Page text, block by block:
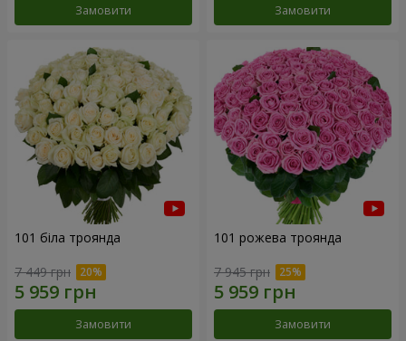
Замовити Замовити
101 біла троянда
7 449 грн
Замовити
101 рожева троянда
7 945 грн
Замовити